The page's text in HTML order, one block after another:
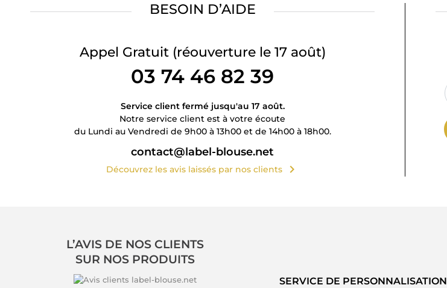
BESOIN D’AIDE
Appel Gratuit (réouverture le 17 août)
03 74 46 82 39
Service client fermé jusqu'au 17 août.
Notre service client est à votre écoute
du Lundi au Vendredi de 9h00 à 13h00 et de 14h00 à 18h00.
contact@label-blouse.net
Découvrez les avis laissés par nos clients chevron_right
L’AVIS DE NOS CLIENTS
SUR NOS PRODUITS
SERVICE DE PERSONNALISATION